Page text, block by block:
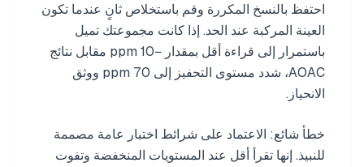
احتفظ بالنسخ المكررة وقم باستخلاص ثانٍ عندما تكون
العينة المركبة عند الحد. إذا كانت مجموعتك تميل
باستمرار إلى قراءة أقل بمقدار −10 ppm مقابل نتائج
AOAC، شدد مستوى التحفيز إلى 70 ppm ووثق
الانحياز.
خطأ شائع: الاعتماد على شرائط اختبار عامة مصممة
للنبيذ. إنها تقرأ أقل عند المستويات المنخفضة وتفوت